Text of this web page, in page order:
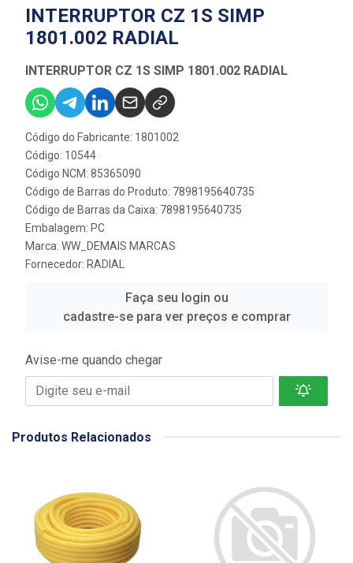
INTERRUPTOR CZ 1S SIMP
1801.002 RADIAL
INTERRUPTOR CZ 1S SIMP 1801.002 RADIAL
Código do Fabricante: 1801002
Código: 10544
Código NCM: 85365090
Código de Barras do Produto: 7898195640735
Código de Barras da Caixa: 7898195640735
Embalagem: PC
Marca: WW_DEMAIS MARCAS
Fornecedor: RADIAL
Faça seu login ou
cadastre-se para ver preços e comprar
Avise-me quando chegar
Produtos Relacionados